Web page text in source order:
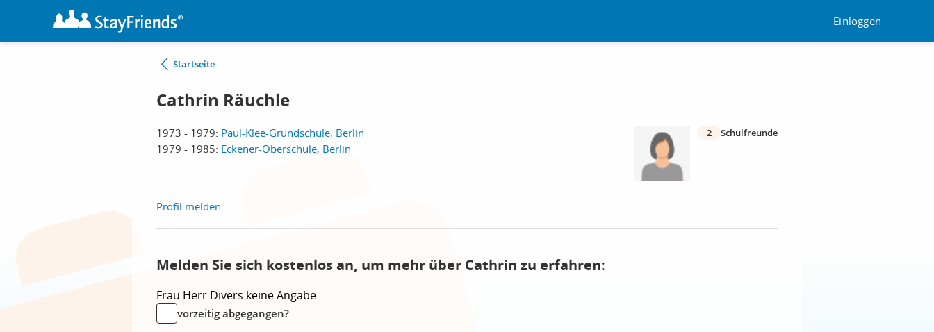
Einloggen
Startseite
Cathrin Räuchle
1973 - 1979: Paul-Klee-Grundschule, Berlin
1979 - 1985: Eckener-Oberschule, Berlin
2 Schulfreunde
Profil melden
Melden Sie sich kostenlos an, um mehr über Cathrin zu erfahren:
Frau Herr Divers keine Angabe
vorzeitig abgegangen?